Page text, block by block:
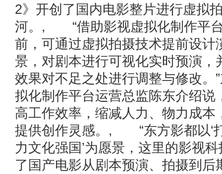
2》开创了国内电影整片进行虚拟
河。, “借助影视虚拟化制作平
前，可通过虚拟拍摄技术提前设计
景，对剧本进行可视化实时预演，
效果对不足之处进行调整与修改。
拟化制作平台运营总监陈东介绍说
高工作效率，缩减人力、物力成本
提供创作灵感。, “东方影都以‘
力文化强国’为愿景，这里的影视
了国产电影从剧本预演、拍摄到后